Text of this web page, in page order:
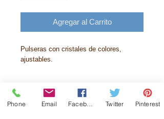
Agregar al Carrito
Pulseras con cristales de colores,
ajustables.
Historia
Phone Email Twitter Pinterest